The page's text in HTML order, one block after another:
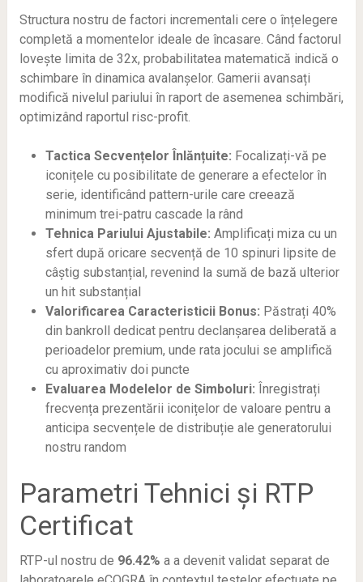
Structura nostru de factori incrementali cere o înțelegere
completă a momentelor ideale de încasare. Când factorul
lovește limita de 32x, probabilitatea matematică indică o
schimbare în dinamica avalanșelor. Gamerii avansați
modifică nivelul pariului în raport de asemenea schimbări,
optimizând raportul risc-profit.
Tactica Secvențelor Înlănțuite: Focalizați-vă pe
iconițele cu posibilitate de generare a efectelor în
serie, identificând pattern-urile care creează
minimum trei-patru cascade la rând
Tehnica Pariului Ajustabile: Amplificați miza cu un
sfert după oricare secvență de 10 spinuri lipsite de
câștig substanțial, revenind la sumă de bază ulterior
un hit substanțial
Valorificarea Caracteristicii Bonus: Păstrați 40%
din bankroll dedicat pentru declanșarea deliberată a
perioadelor premium, unde rata jocului se amplifică
cu aproximativ doi puncte
Evaluarea Modelelor de Simboluri: Înregistrați
frecvența prezentării iconițelor de valoare pentru a
anticipa secvențele de distribuție ale generatorului
nostru random
Parametri Tehnici și RTP
Certificat
RTP-ul nostru de 96.42% a a devenit validat separat de